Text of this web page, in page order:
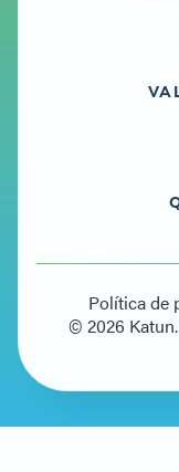
© 2026
Política de